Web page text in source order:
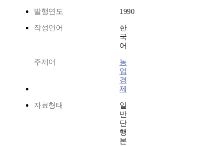
발행연도 1990
작성언어
한
국
어
주제어
농
업
경
제
자료형태
일
반
단
행
본